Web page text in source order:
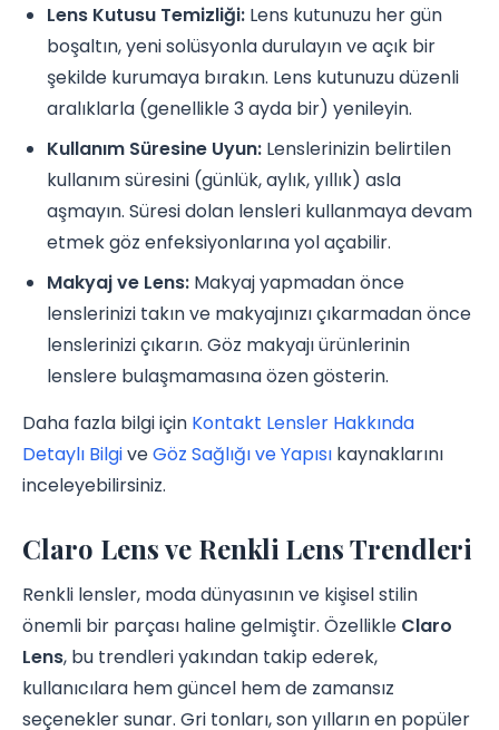
Lens Kutusu Temizliği: Lens kutunuzu her gün
boşaltın, yeni solüsyonla durulayın ve açık bir
şekilde kurumaya bırakın. Lens kutunuzu düzenli
aralıklarla (genellikle 3 ayda bir) yenileyin.
Kullanım Süresine Uyun: Lenslerinizin belirtilen
kullanım süresini (günlük, aylık, yıllık) asla
aşmayın. Süresi dolan lensleri kullanmaya devam
etmek göz enfeksiyonlarına yol açabilir.
Makyaj ve Lens: Makyaj yapmadan önce
lenslerinizi takın ve makyajınızı çıkarmadan önce
lenslerinizi çıkarın. Göz makyajı ürünlerinin
lenslere bulaşmamasına özen gösterin.
Daha fazla bilgi için Kontakt Lensler Hakkında
Detaylı BilgiveGöz Sağlığı ve Yapısı kaynaklarını
inceleyebilirsiniz.
Claro Lens ve Renkli Lens Trendleri
Renkli lensler, moda dünyasının ve kişisel stilin
önemli bir parçası haline gelmiştir. Özellikle Claro
Lens, bu trendleri yakından takip ederek,
kullanıcılara hem güncel hem de zamansız
seçenekler sunar. Gri tonları, son yılların en popüler